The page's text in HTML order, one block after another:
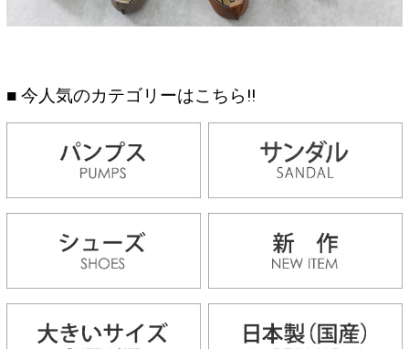
■ 今人気のカテゴリーはこちら!!